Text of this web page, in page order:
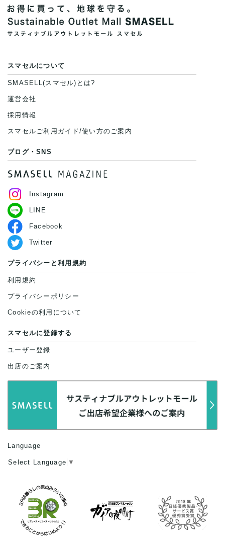
スマセルについて
SMASELL(スマセル)とは?
運営会社
採用情報
スマセルご利用ガイド/使い方のご案内
ブログ・SNS
Instagram
LINE
Facebook
Twitter
プライバシーと利用規約
利用規約
プライバシーポリシー
Cookieの利用について
スマセルに登録する
ユーザー登録
出店のご案内
Language
Select Language ▼